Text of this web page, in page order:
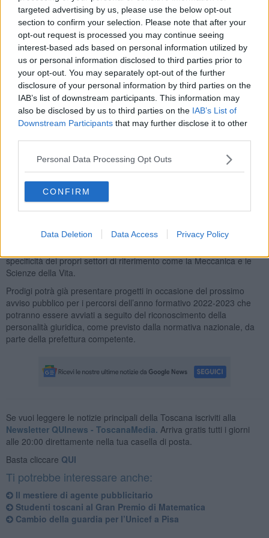
targeted advertising by us, please use the below opt-out
section to confirm your selection. Please note that after your
opt-out request is processed you may continue seeing
interest-based ads based on personal information utilized by
us or personal information disclosed to third parties prior to
your opt-out. You may separately opt-out of the further
disclosure of your personal information by third parties on the
IAB’s list of downstream participants. This information may
also be disclosed by us to third parties on the IAB’s List of
Downstream Participants that may further disclose it to other
Personal Data Processing Opt Outs
CONFIRM
Data Deletion Data Access Privacy Policy
L'assessora all’istruzione, formazione, lavoro, università e ricerca
Alessandra Nardini ha commentato "La digitalizzazione dei processi
ha conosciuto una accelerazione senza precedenti in questo anno
e mezzo di emergenza sanitaria ed il tema della digitalizzazione,
come quello della sostenibilità, sono quanto mai attuali. Per questo,
il tessuto economico e produttivo regionale necessita di figure
professionali, in particolare tecnici superiori, che siano formati per
lavorare nei nuovi contesti digitalizzati”.
diplomae per oltre il 92 per cento in un ambito coerente con i
percorsi formativi effettuati. Punti forti: progettazione in
collaborazione con le aziende e coinvolgimento di docenti che
provengono per oltre il 50 per cento dal mondo del lavoro, didattica
laboratoriale altamente tecnologica per la quale la Regione
La nuova fondazione sarà affiancata dalle Its Prime e Vita, che
specificità dei propri settori di riferimento come la Meccanica e le
Scienze della Vita.
Prodigi potrà già presentare progetti in occasione del prossimo
avviso pubblico per i percorsi dell’anno formativo 2022-2023 che
potranno essere avviati a seguito del riconoscimento della
personalità giuridica, come previsto dalla normativa nazionale, da
parte della prefettura competente.
Se vuoi leggere le notizie principali della Toscana iscriviti alla
Newsletter QUInews - ToscanaMedia. Arriva gratis tutti i giorni
alle 20:00 direttamente nella tua casella di posta.
Basta cliccare QUI
Ti potrebbe interessare anche:
​Il mestiere di agente pubblicitario
Studenti toscani al Gran Premio di Matematica
Cambio della guardia per l’Unicef a Pisa